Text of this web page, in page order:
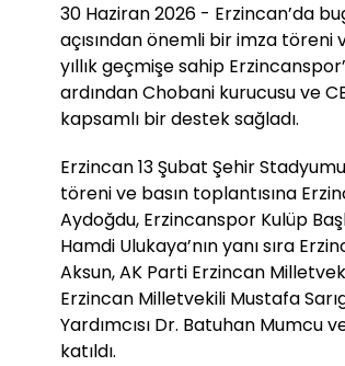
30 Haziran 2026 - Erzincan’da
açısından önemli bir imza töreni
yıllık geçmişe sahip
ardından Chobani kurucusu ve
kapsamlı bir destek sağladı.
Erzincan 13 Şubat Şehir
töreni ve basın toplantısına
Aydoğdu, Erzincanspor Kulüp
Hamdi Ulukaya’nın yanı sıra
Aksun, AK Parti Erzincan
Erzincan Milletvekili Mustafa
Yardımcısı Dr. Batuhan Mumcu
katıldı.